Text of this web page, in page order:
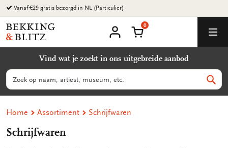
Ga
naar
content
Vanaf €29 gratis bezorgd in NL (Particulier)
Bekking
&
B.V.
account
Winkelmand
0
Vind wat je zoekt in ons uitgebreide aanbod
Zoeken
Home Assortiment Schrijfwaren
Schrijfwaren